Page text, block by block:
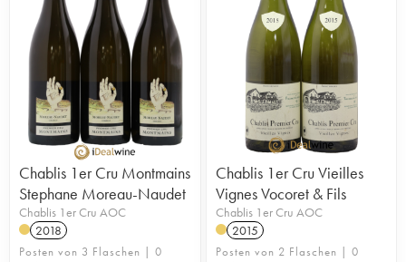
Chablis 1er Cru Montmains
Stephane Moreau-Naudet
Chablis 1er Cru AOC
2018
Posten von 3 Flaschen | 0
Chablis 1er Cru Vieilles
Vignes Vocoret & Fils
Chablis 1er Cru AOC
2015
Posten von 2 Flaschen | 0